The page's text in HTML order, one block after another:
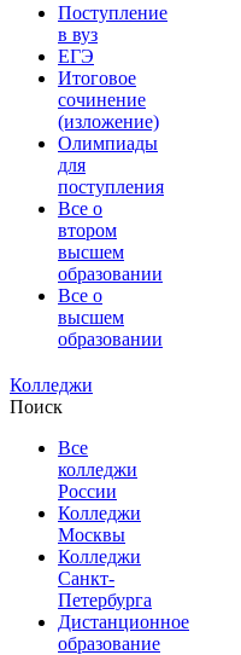
Поступление
в вуз
ЕГЭ
Итоговое
сочинение
(изложение)
Олимпиады
для
поступления
Все о
втором
высшем
образовании
Все о
высшем
образовании
Колледжи
Поиск
Все
колледжи
России
Колледжи
Москвы
Колледжи
Санкт-
Петербурга
Дистанционное
образование